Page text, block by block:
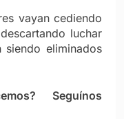
vayan cediendo
luchar
eliminados
Seguínos